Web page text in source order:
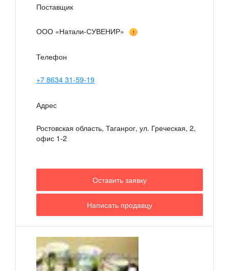
Поставщик
ООО «Натали-СУВЕНИР» 1
Телефон
+7 8634 31-59-19
Адрес
Ростовская область, Таганрог, ул. Греческая, 2,
офис 1-2
Оставить заявку
Написать продавцу